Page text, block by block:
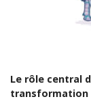
Le rôle central
transformation